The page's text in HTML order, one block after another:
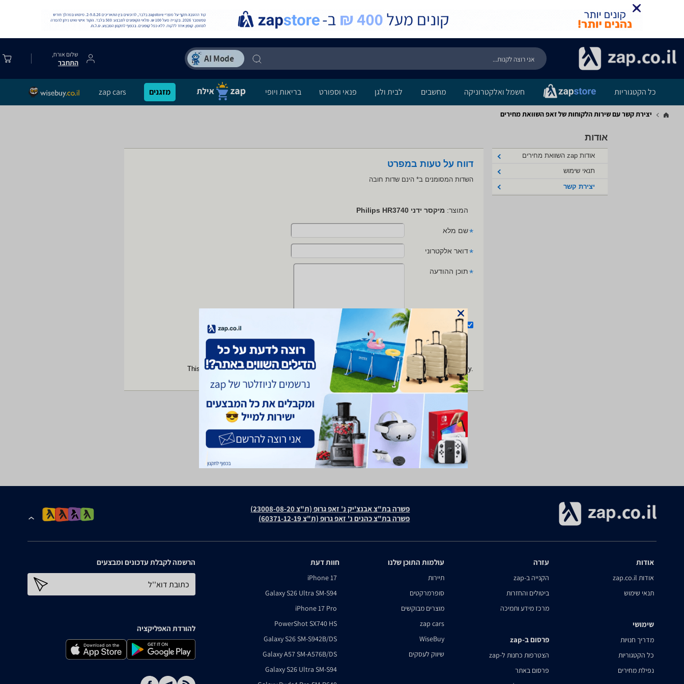
שלום אורח,
התחבר
כל הקטגוריות חשמל ואלקטרוניקה מחשבים לבית ולגן פנאי וספורט בריאות ויופי מזגנים zap cars
יצירת קשר עם שירות הלקוחות של זאפ השוואת מחירים
אודות
אודות zap השוואת מחירים
תנאי שימוש
יצירת קשר
דווח על טעות במפרט
השדות המסומנים ב* הינם שדות חובה
המוצר: מיקסר ידני Philips HR3740
*שם מלא
*דואר אלקטרוני
*תוכן ההודעה
אני מאשר/ת את תנאי השימוש מדיניות הפרטיות
This site is protected by reCAPTCHA and the GooglePrivacy Policy and Terms of Serviceapply.
פשרה בת"צ אבנצ'יק נ' זאפ גרופ (ת"צ 23008-08-20)
פשרה בת"צ כהנים נ' זאפ גרופ (ת"צ 60371-12-19)
אודות
אודות zap.co.il
תנאי שימוש
שימושי
מדריך חנויות
כל הקטגוריות
נפילת מחירים
עזרה
הקנייה ב-zap
ביטולים והחזרות
מרכז מידע ותמיכה
פרסום ב-zap
הצטרפות כחנות ל-zap
פרסום באתר
עולמות התוכן שלנו
תיירות
סופרמרקטים
מוצרים מבוקשים
zap cars
WiseBuy
שיווק לעסקים
חוות דעת
iPhone 17
Galaxy S26 Ultra SM-S94
iPhone 17 Pro
PowerShot SX740 HS
Galaxy S26 SM-S942B/DS
Galaxy A57 SM-A576B/DS
Galaxy S26 Ultra SM-S94
הרשמה לקבלת עדכונים ומבצעים
כתובת דוא''ל
להורדת האפליקציה